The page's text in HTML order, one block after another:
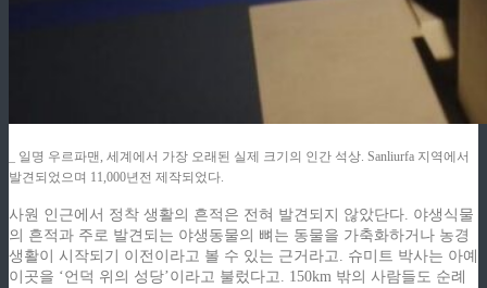
_ 일명 우르파맨, 세계에서 가장 오래된 실제 크기의 인간 석상. Sanliurfa 지역에서
발견되었으며 11,000년전 제작되었다.
사원 인근에서 정착 생활의 흔적은 전혀 발견되지 않았단다. 야생식물
의 흔적과 주로 발견되는 야생동물의 뼈는 동물을 가축화하거나 농경
생활이 시작되기 이전이라고 볼 수 있는 근거라고. 슈미트 박사는 아예
이곳을 ‘언덕 위의 성당’이라고 불렀다고. 150km 밖의 사람들도 순례